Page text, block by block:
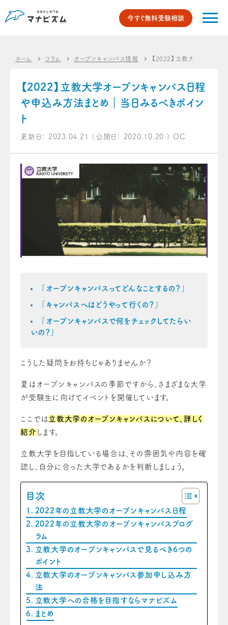
今すぐ無料受験相談
ホーム コラム オープンキャンパス情報 【2022】立教大学オープン
【2022】立教大学オープンキャンパス日程
や申込み方法まとめ｜当日みるべきポイン
ト
更新日： 2023.04.21 （公開日： 2020.10.20 ） OC
「オープンキャンパスってどんなことするの？」
「キャンパスへはどうやって行くの？」
「オープンキャンパスで何をチェックしてたらい
いの？」
こうした疑問をお持ちじゃありませんか？
夏はオープンキャンパスの季節ですから、さまざまな大学
が受験生に向けてイベントを開催しています。
ここでは 立教大学のオープンキャンパスについて、詳しく
紹介 します。
立教大学を目指している場合は、その雰囲気や内容を確
認し、自分に合った大学であるかを判断しましょう。
目次
2022年の立教大学のオープンキャンパス日程
2022年の立教大学のオープンキャンパスプログ
ラム
立教大学のオープンキャンパスで見るべき6つの
ポイント
立教大学のオープンキャンパス参加申し込み方
法
立教大学への合格を目指すならマナビズム
まとめ